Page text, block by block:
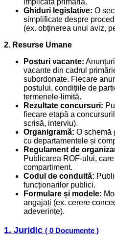
implicată primăria.
Ghiduri legislative: O
simplificate despre
(ex. obținerea unui aviz,
2. Resurse Umane
Posturi vacante:
vacante din cadrul
subordonate. Fiecare
postului, condițiile de
termenele-limită.
Rezultate concursuri:
fiecare etapă a
scrisă, interviu).
Organigramă: O schemă
cu departamentele și
Regulament de
Publicarea ROF-ului,
compartiment.
Codul de conduită:
funcționarilor publici.
Formulare și modele:
angajați (ex. cerere
adeverințe).
1. Juridic ( 0 Documente )